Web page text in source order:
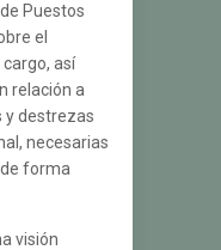
Puestos
el
así
relación a
y destrezas
necesarias
forma
visión